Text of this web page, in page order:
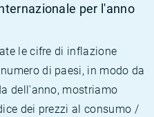
per l'anno
le cifre di inflazione
di paesi, in modo da
dell'anno, mostriamo
dei prezzi al consumo /